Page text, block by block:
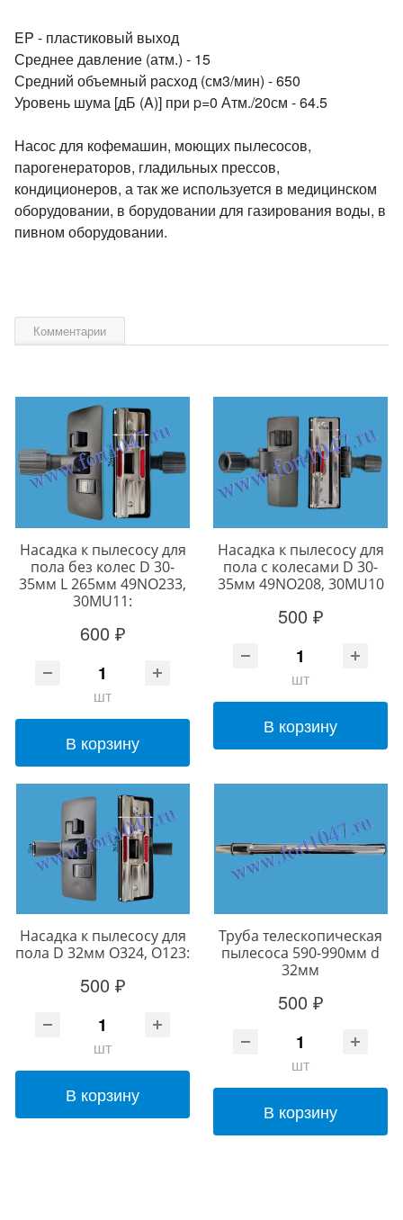
EP - пластиковый выход
Среднее давление (атм.) - 15
Средний объемный расход (см3/мин) - 650
Уровень шума [дБ (A)] при p=0 Атм./20см - 64.5
Насос для кофемашин, моющих пылесосов,
парогенераторов, гладильных прессов,
кондиционеров, а так же используется в медицинском
оборудовании, в борудовании для газирования воды, в
пивном оборудовании.
Комментарии
Насадка к пылесосу для
пола без колес D 30-
35мм L 265мм 49NO233,
30MU11:
600 ₽
шт
В корзину
Насадка к пылесосу для
пола с колесами D 30-
35мм 49NO208, 30MU10
500 ₽
шт
В корзину
Насадка к пылесосу для
пола D 32мм O324, O123:
500 ₽
шт
В корзину
Труба телескопическая
пылесоса 590-990мм d
32мм
500 ₽
шт
В корзину